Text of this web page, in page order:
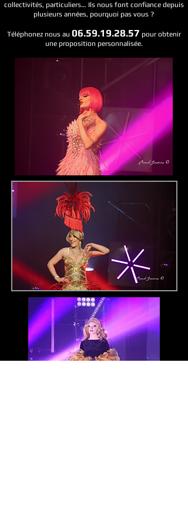
collectivités, particuliers… Ils nous font confiance depuis
plusieurs années, pourquoi pas vous ?
Téléphonez nous au 06.59.19.28.57 pour obtenir
une proposition personnalisée.